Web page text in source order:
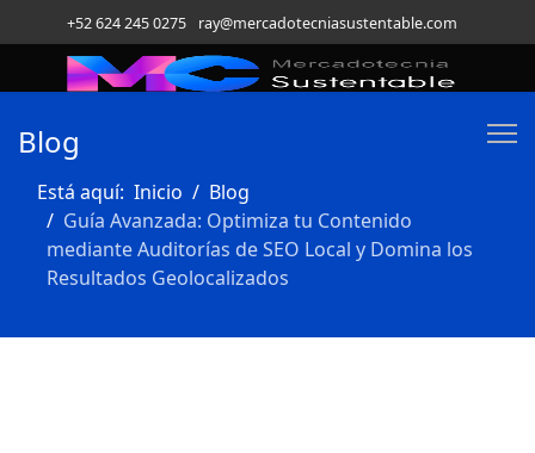
+52 624 245 0275 ray@mercadotecniasustentable.com
Blog
Está aquí: Inicio
Blog
Guía Avanzada: Optimiza tu Contenido
mediante Auditorías de SEO Local y Domina los
Resultados Geolocalizados